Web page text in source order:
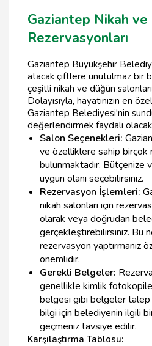
Gaziantep Nikah
Rezervasyonları
Gaziantep Büyükşehir
atacak çiftlere unutulmaz bir
çeşitli nikah ve düğün
Dolayısıyla, hayatınızın en
Gaziantep Belediyesi'nin
değerlendirmek faydalı
Salon Seçenekleri:
ve özelliklere sahip birçok
bulunmaktadır. Bütçenize
uygun olanı seçebilirsiniz.
Rezervasyon İşlemleri:
nikah salonları için
olarak veya doğrudan
gerçekleştirebilirsiniz. Bu
rezervasyon yaptırmanız
önemlidir.
Gerekli Belgeler:
genellikle kimlik
belgesi gibi belgeler
bilgi için belediyenin ilgili
geçmeniz tavsiye edilir.
Karşılaştırma Tablosu: